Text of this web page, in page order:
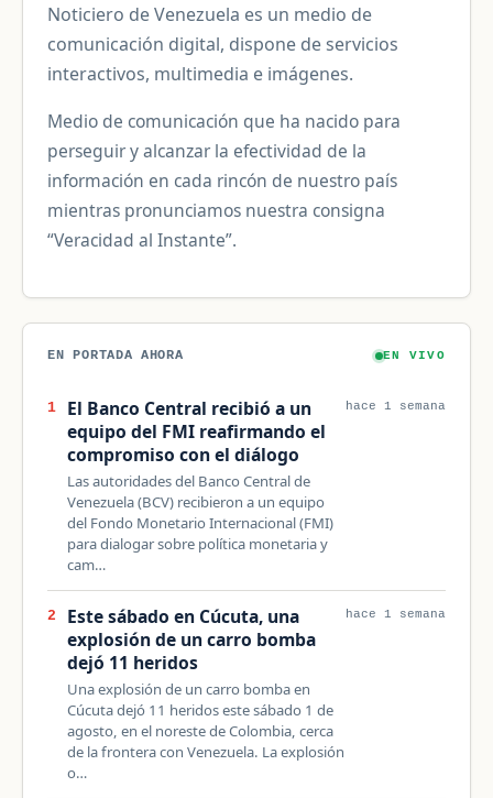
Noticiero de Venezuela es un medio de
comunicación digital, dispone de servicios
interactivos, multimedia e imágenes.
Medio de comunicación que ha nacido para
perseguir y alcanzar la efectividad de la
información en cada rincón de nuestro país
mientras pronunciamos nuestra consigna
“Veracidad al Instante”.
EN PORTADA AHORA EN VIVO
1
El Banco Central recibió a un
equipo del FMI reafirmando el
compromiso con el diálogo
Las autoridades del Banco Central de
Venezuela (BCV) recibieron a un equipo
del Fondo Monetario Internacional (FMI)
para dialogar sobre política monetaria y
cam…
hace 1 semana
2
Este sábado en Cúcuta, una
explosión de un carro bomba
dejó 11 heridos
Una explosión de un carro bomba en
Cúcuta dejó 11 heridos este sábado 1 de
agosto, en el noreste de Colombia, cerca
de la frontera con Venezuela. La explosión
o…
hace 1 semana